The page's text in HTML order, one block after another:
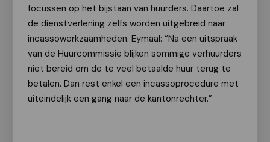
focussen op het bijstaan van huurders. Daartoe zal
de dienstverlening zelfs worden uitgebreid naar
incassowerkzaamheden. Eymaal: “Na een uitspraak
van de Huurcommissie blijken sommige verhuurders
niet bereid om de te veel betaalde huur terug te
betalen. Dan rest enkel een incassoprocedure met
uiteindelijk een gang naar de kantonrechter.”